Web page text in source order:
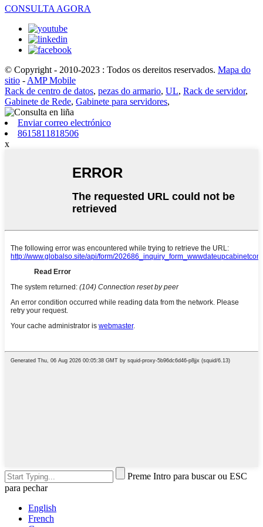
CONSULTA AGORA
© Copyright - 2010-2023 : Todos os dereitos reservados. Mapa do
sitio -AMP Mobile
Rack de centro de datos, pezas do armario, UL, Rack de servidor,
Gabinete de Rede, Gabinete para servidores,
Enviar correo electrónico
8615811818506
x
Preme Intro para buscar ou ESC
para pechar
English
French